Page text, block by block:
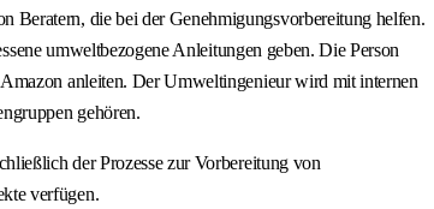
Beratern, die bei der Genehmigungsvorbereitung helfen.
umweltbezogene Anleitungen geben. Die Person
anleiten. Der Umweltingenieur wird mit internen
gehören.
der Prozesse zur Vorbereitung von
verfügen.